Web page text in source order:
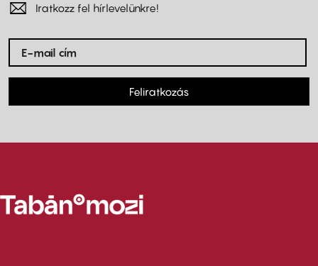
Iratkozz fel hírlevelünkre!
Feliratkozás